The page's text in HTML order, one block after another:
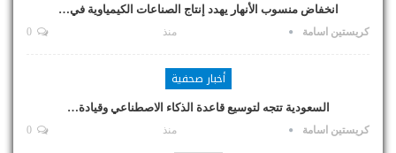
انخفاض منسوب الأنهار يهدد إنتاج الصناعات الكيمياوية في…
كريستين اسامة منذ
أخبار صحفية
السعودية تتجه لتوسيع قاعدة الذكاء الاصطناعي وقيادة…
كريستين اسامة منذ